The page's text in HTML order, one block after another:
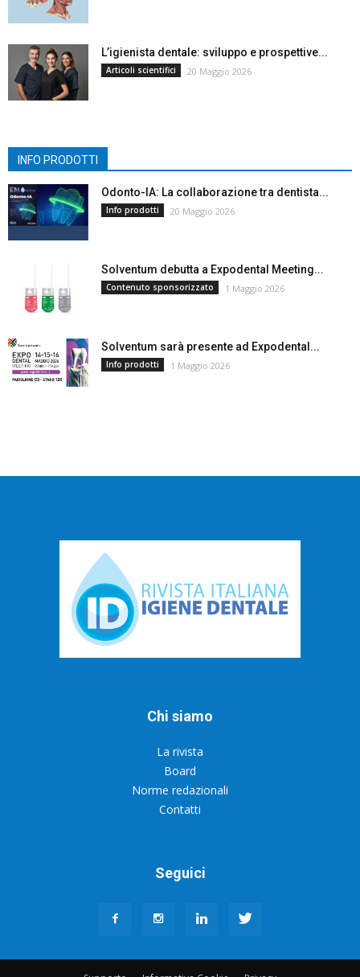
L’igienista dentale: sviluppo e prospettive...
Articoli scientifici 20 Maggio 2026
INFO PRODOTTI
Odonto-IA: La collaborazione tra dentista...
Info prodotti 20 Maggio 2026
Solventum debutta a Expodental Meeting...
Contenuto sponsorizzato 1 Maggio 2026
Solventum sarà presente ad Expodental...
Info prodotti 1 Maggio 2026
Chi siamo
La rivista
Board
Norme redazionali
Contatti
Seguici